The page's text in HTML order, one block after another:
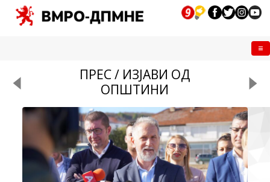
ПРЕС / ИЗЈАВИ ОД
ОПШТИНИ